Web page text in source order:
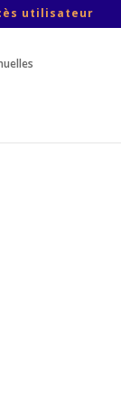
utilisateur